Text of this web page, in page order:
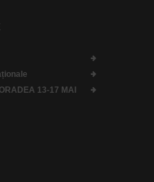
13-17 MAI